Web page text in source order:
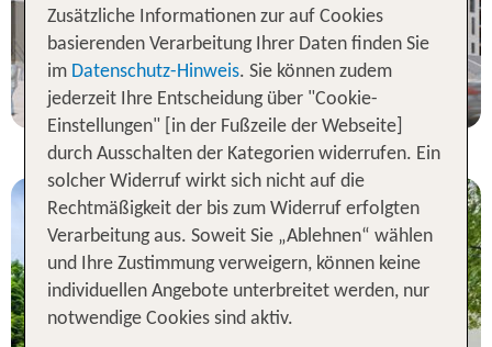
2 Nächte, Ü, XX
p.P. ab 84 €
Zusätzliche Informationen zur auf Cookies
basierenden Verarbeitung Ihrer Daten finden Sie
im Datenschutz-Hinweis. Sie können zudem
jederzeit Ihre Entscheidung über "Cookie-
Einstellungen" [in der Fußzeile der Webseite]
durch Ausschalten der Kategorien widerrufen. Ein
solcher Widerruf wirkt sich nicht auf die
Rechtmäßigkeit der bis zum Widerruf erfolgten
Verarbeitung aus. Soweit Sie „Ablehnen“ wählen
und Ihre Zustimmung verweigern, können keine
individuellen Angebote unterbreitet werden, nur
notwendige Cookies sind aktiv.